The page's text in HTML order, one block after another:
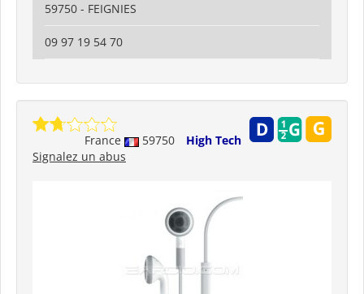
59750 - FEIGNIES
09 97 19 54 70
France 59750
High Tech
Signalez un abus